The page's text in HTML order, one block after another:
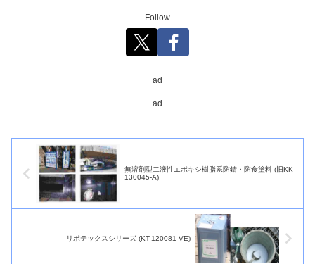
Follow
ad
ad
無溶剤型二液性エポキシ樹脂系防錆・防食塗料 (旧KK-
130045-A)
リポテックスシリーズ (KT-120081-VE)